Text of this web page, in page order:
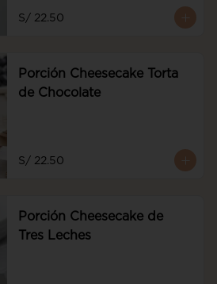
S/ 22.50
Porción Cheesecake Torta
de Chocolate
S/ 22.50
Porción Cheesecake de
Tres Leches